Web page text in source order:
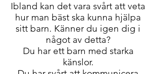
Ibland kan det vara svårt att veta
hur man bäst ska kunna hjälpa
sitt barn. Känner du igen dig i
något av detta?
Du har ett barn med starka
känslor.